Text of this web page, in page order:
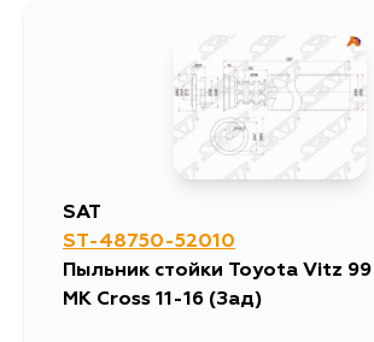
SAT
ST-48750-52010
Пыльник стойки Toyota Vitz
MK Cross 11-16 (Зад)